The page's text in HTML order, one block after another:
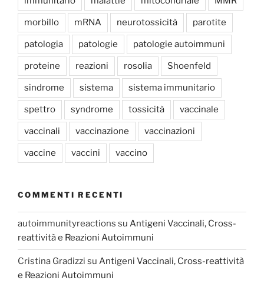
morbillo mRNA neurotossicità parotite
patologia patologie patologie autoimmuni
proteine reazioni rosolia Shoenfeld
sindrome sistema sistema immunitario
spettro syndrome tossicità vaccinale
vaccinali vaccinazione vaccinazioni
vaccine vaccini vaccino
COMMENTI RECENTI
autoimmunityreactions su Antigeni Vaccinali, Cross-
reattività e Reazioni Autoimmuni
Cristina Gradizzi su Antigeni Vaccinali, Cross-reattività
e Reazioni Autoimmuni